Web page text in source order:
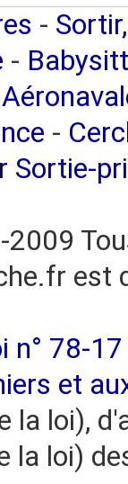
-
-
-
Sortie-
est
n° 78-
et
la loi),
loi)